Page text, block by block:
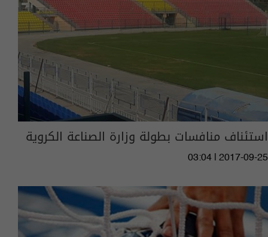
استئناف منافسات بطولة وزارة الصناعة الكروية
03:04 | 2017-09-25